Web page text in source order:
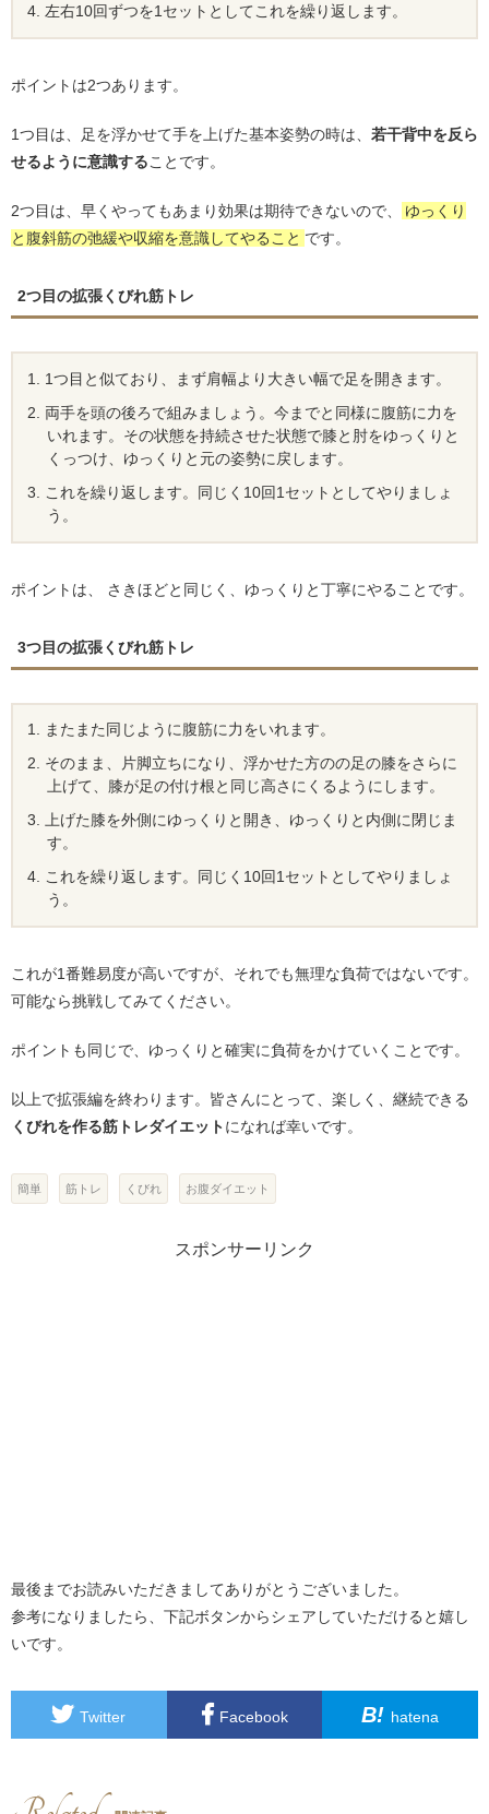
左右10回ずつを1セットとしてこれを繰り返します。
ポイントは2つあります。
1つ目は、足を浮かせて手を上げた基本姿勢の時は、 若干背中を反ら
せるように意識することです。
2つ目は、早くやってもあまり効果は期待できないので、
ゆっくり
と腹斜筋の弛緩や収縮を意識してやること です。
2つ目の拡張くびれ筋トレ
1つ目と似ており、まず肩幅より大きい幅で足を開きます。
両手を頭の後ろで組みましょう。今までと同様に腹筋に力を
いれます。その状態を持続させた状態で膝と肘をゆっくりと
くっつけ、ゆっくりと元の姿勢に戻します。
これを繰り返します。同じく10回1セットとしてやりましょ
う。
ポイントは、 さきほどと同じく、ゆっくりと丁寧にやることです。
3つ目の拡張くびれ筋トレ
またまた同じように腹筋に力をいれます。
そのまま、片脚立ちになり、浮かせた方のの足の膝をさらに
上げて、膝が足の付け根と同じ高さにくるようにします。
上げた膝を外側にゆっくりと開き、ゆっくりと内側に閉じま
す。
これを繰り返します。同じく10回1セットとしてやりましょ
う。
これが1番難易度が高いですが、それでも無理な負荷ではないです。
可能なら挑戦してみてください。
ポイントも同じで、ゆっくりと確実に負荷をかけていくことです。
以上で拡張編を終わります。皆さんにとって、楽しく、継続できる
くびれを作る筋トレダイエットになれば幸いです。
簡単 筋トレ くびれ お腹ダイエット
スポンサーリンク
最後までお読みいただきましてありがとうございました。
参考になりましたら、下記ボタンからシェアしていただけると嬉し
いです。
Twitter Facebook B! hatena